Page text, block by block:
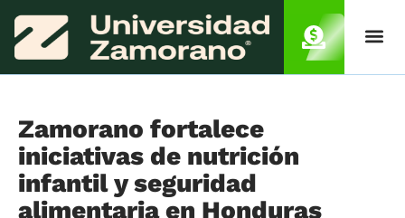
Zamorano fortalece
iniciativas de nutrición
infantil y seguridad
alimentaria en Honduras